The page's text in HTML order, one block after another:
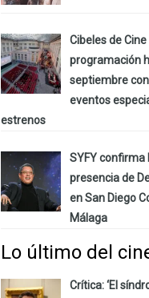
Cibeles de
programación
septiembre
eventos
estrenos
SYFY confirma
presencia de
en San Diego
Málaga
Lo último del
Crítica: ‘El